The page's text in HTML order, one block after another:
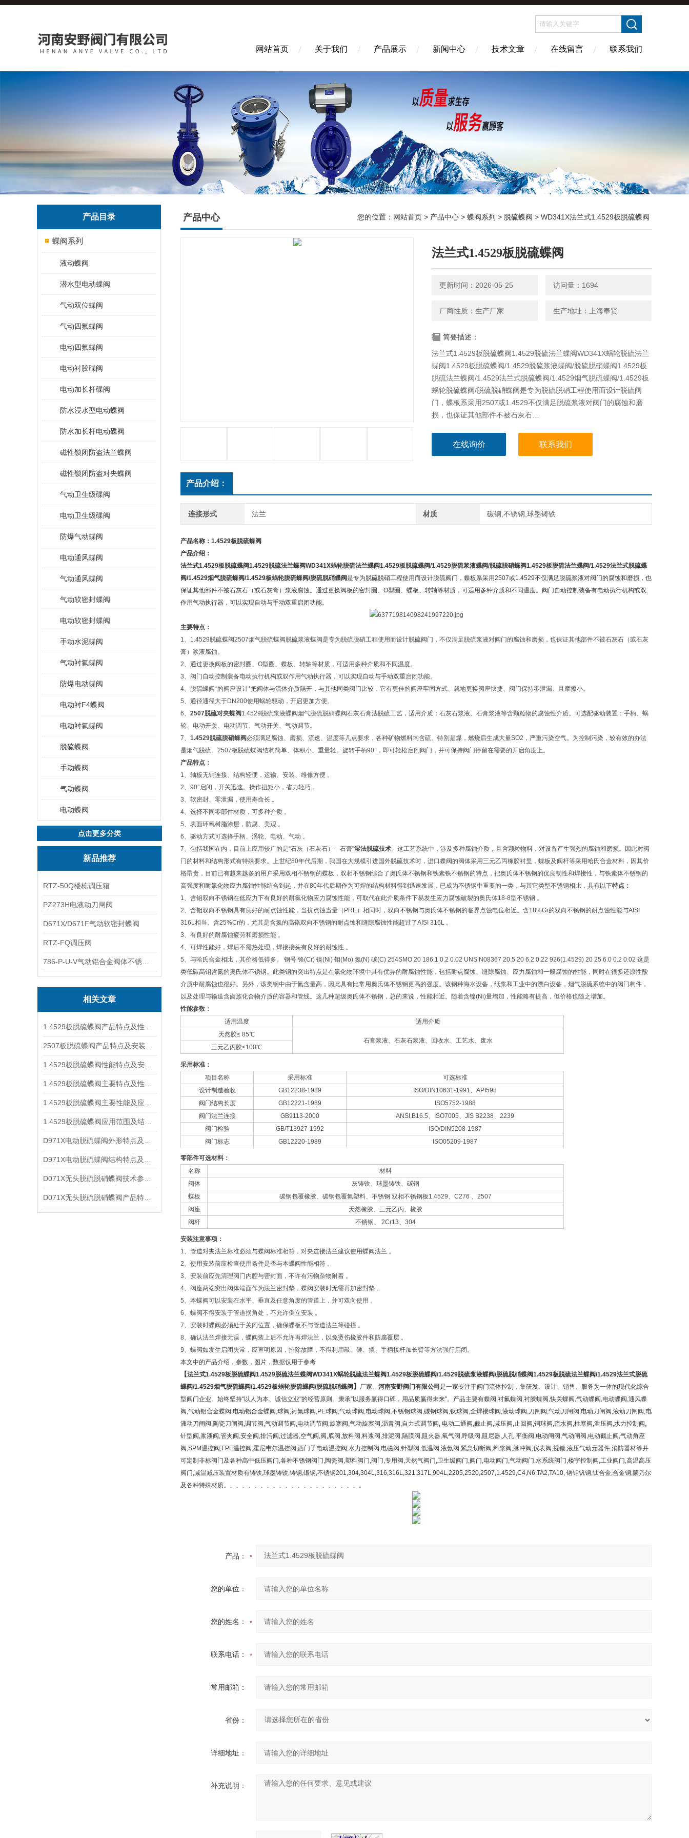
网站首页 关于我们 产品展示 新闻中心 技术文章 在线留言 联系我们
产品目录
蝶阀系列
液动蝶阀
潜水型电动蝶阀
气动双位蝶阀
气动四氟蝶阀
电动四氟蝶阀
电动衬胶碟阀
电动加长杆碟阀
防水浸水型电动蝶阀
防水加长杆电动碟阀
磁性锁闭防盗法兰蝶阀
磁性锁闭防盗对夹蝶阀
气动卫生级碟阀
电动卫生级碟阀
防爆气动蝶阀
电动通风蝶阀
气动通风蝶阀
气动软密封蝶阀
电动软密封蝶阀
手动水泥蝶阀
气动衬氟蝶阀
防爆电动蝶阀
电动衬F4蝶阀
电动衬氟蝶阀
脱硫蝶阀
手动蝶阀
气动蝶阀
电动蝶阀
点击更多分类
新品推荐
RTZ-50Q楼栋调压箱
PZ273H电液动刀闸阀
D671X/D671F气动软密封蝶阀
RTZ-FQ调压阀
相关文章
产品中心 您的位置： 网站首页 > 产品中心 > 蝶阀系列 > 脱硫蝶阀 > WD341X法兰式1.4529板脱硫蝶阀
法兰式1.4529板脱硫蝶阀
更新时间：2026-05-25 访问量：1694
厂商性质：生产厂家 生产地址：上海奉贤
简要描述：
法兰式1.4529板脱硫蝶阀1.4529脱硫法兰蝶阀WD341X蜗轮脱硫法兰
蝶阀1.4529板脱硫蝶阀/1.4529脱硫浆液蝶阀/脱硫脱硝蝶阀1.4529板
脱硫法兰蝶阀/1.4529法兰式脱硫蝶阀/1.4529烟气脱硫蝶阀/1.4529板
蜗轮脱硫蝶阀/脱硫脱硝蝶阀是专为脱硫脱硝工程使用而设计脱硫阀
门，蝶板系采用2507或1.4529不仅满足脱硫浆液对阀门的腐蚀和磨
损，也保证其他部件不被石灰石…
在线询价 联系我们
产品介绍：
连接形式 法兰 材质 碳钢,不锈钢,球墨铸铁
产品名称： 1.4529板脱硫蝶阀
产品介绍：
法兰式1.4529板脱硫蝶阀1.4529脱硫法兰蝶阀WD341X蜗轮脱硫法兰蝶阀1.4529板脱硫蝶阀/1.4529脱硫浆液蝶阀/脱硫脱硝蝶阀1.4529板脱硫法兰蝶阀/1.4529法兰式脱硫蝶
阀/1.4529烟气脱硫蝶阀/1.4529板蜗轮脱硫蝶阀/脱硫脱硝蝶阀是专为脱硫脱硝工程使用而设计脱硫阀门，蝶板系采用2507或1.4529不仅满足脱硫浆液对阀门的腐蚀和磨损，也
保证其他部件不被石灰石（或石灰膏）浆液腐蚀。通过更换阀板的密封圈、O型圈、蝶板、转轴等材质，可适用多种介质和不同温度。阀门自动控制装备有电动执行机构或双
作用气动执行器，可以实现自动与手动双重启闭功能。
主要特点：
1、1.4529脱硫蝶阀2507烟气脱硫蝶阀脱硫浆液蝶阀是专为脱硫脱硝工程使用而设计脱硫阀门，不仅满足脱硫浆液对阀门的腐蚀和磨损，也保证其他部件不被石灰石（或石灰
膏）浆液腐蚀。
2、通过更换阀板的密封圈、O型圈、蝶板、转轴等材质，可适用多种介质和不同温度。
3、阀门自动控制装备电动执行机构或双作用气动执行器，可以实现自动与手动双重启闭功能。
4、脱硫蝶阀*的阀座设计*把阀体与流体介质隔开，与其他同类阀门比较，它有更佳的阀座牢固方式、就地更换阀座快捷、阀门保持零泄漏、且摩擦小。
5、通径通径大于DN200使用蜗轮驱动，开启更加方便。
6、 2507脱硫对夹蝶阀 1.4529脱硫浆液蝶阀烟气脱硫脱硝蝶阀石灰石膏法脱硫工艺，适用介质：石灰石浆液、石膏浆液等含颗粒物的腐蚀性介质。可选配驱动装置：手柄、蜗
轮、电动开关、电动调节、气动开关、气动调节。
7、 1.4529脱硫脱硝蝶阀 必须满足腐蚀、磨损、流速、温度等几点要求，各种矿物燃料均含硫。特别是煤，燃烧后生成大量SO2，严重污染空气。为控制污染，较有效的办法
是烟气脱硫。2507板脱硫蝶阀结构简单、体积小、重量轻。旋转手柄90°，即可轻松启闭阀门，并可保持阀门停留在需要的开启角度上。
产品特点：
1、轴板无销连接、结构轻便，运输、安装、维修方便 。
2、90°启闭，开关迅速。操作扭矩小，省力轻巧 。
3、软密封、零泄漏，使用寿命长 。
4、选择不同零部件材质，可多种介质 。
5、表面环氧树脂涂层，防腐、美观 。
6、驱动方式可选择手柄、涡轮、电动、气动 。
7、包括我国在内，目前上应用较广的是“石灰（石灰石）—石膏"湿法脱硫技术。这工艺系统中，涉及多种腐蚀介质，且含颗粒物料，对设备产生强烈的腐蚀和磨损。因此对阀
门的材料和结构形式有特殊要求。上世纪80年代后期，我国在大规模引进国外脱硫技术时，进口蝶阀的阀体采用三元乙丙橡胶衬里，蝶板及阀杆等采用哈氏合金材料，因其价
格昂贵，目前已有越来越多的用户采用双相不锈钢的蝶板，双相不锈钢综合了奥氏体不锈钢和铁素铁不锈钢的特点，把奥氏体不锈钢的优良韧性和焊接性，与铁素体不锈钢的
高强度和耐氯化物应力腐蚀性能结合到起，并在80年代后期作为可焊的结构材料得到迅速发展，已成为不锈钢中重要的一类，与其它类型不锈钢相比，具有以下特点：
1、含钼双向不锈钢在低应力下有良好的耐氯化物应力腐蚀性能，可取代在此介质条件下易发生应力腐蚀破裂的奥氏体18-8型不锈钢 。
2、含钼双向不锈钢具有良好的耐点蚀性能，当抗点蚀当量（PRE）相同时，双向不锈钢与奥氏体不锈钢的临界点蚀电位相近。含18%Gr的双向不锈钢的耐点蚀性能与AISI
316L相当。含25%Cr的，尤其是含氮的高铬双向不锈钢的耐点蚀和缝隙腐蚀性能超过了AISI 316L 。
3、有良好的耐腐蚀疲劳和磨损性能 。
4、可焊性能好，焊后不需热处理，焊接接头有良好的耐蚀性 。
5、与哈氏合金相比，其价格低得多。 钢号 铬(Cr) 镍(Ni) 钼(Mo) 氮(N) 碳(C) 254SMO 20 186.1 0.2 0.02 UNS N08367 20.5 20 6.2 0.22 926(1.4529) 20 25 6.0 0.2 0.02 这是
类低碳高钼含氮的奥氏体不锈钢。此类钢的突出特点是在氯化物环境中具有优异的耐腐蚀性能，包括耐点腐蚀、缝隙腐蚀、应力腐蚀和一般腐蚀的性能，同时在很多还原性酸
介质中耐腐蚀也很好。另外，该类钢中由于氮含量高，因此具有比常用奧氏体不锈钢更高的强度。该钢种海水设备，纸浆和工业中的漂白设备，烟气脱硫系统中的阀门构件，
以及处理与输送含卤族化合物介质的容器和管线。这几种超级奥氏体不锈钢，总的来说，性能相近。随着含镍(Ni)量增加，性能略有提高，但价格也随之增加。
性能参数：
适用温度
适用介质
天然胶≤ 85℃
石膏浆液、石灰石浆液、回收水、工艺水、废水
三元乙丙胶≤100℃
采用标准：
项目名称
采用标准
可选标准
设计制造验收
GB12238-1989
ISO/DIN10631-1991、API598
阀门结构长度
GB12221-1989
ISO5752-1988
阀门法兰连接
GB9113-2000
ANSI.B16.5、ISO7005、JIS B2238、2239
阀门检验
GB/T13927-1992
ISO/DIN5208-1987
阀门标志
GB12220-1989 ISO05209-1987
零部件可选材料：
名称
材料
阀体
灰铸铁、球墨铸铁、碳钢
蝶板
碳钢包覆橡胶、碳钢包覆氟塑料、不锈钢 双相不锈钢板1.4529、C276 、2507
阀座
天然橡胶、三元乙丙、橡胶
阀杆
不锈钢、 2Cr13、304
安装注意事项：
1、管道对夹法兰标准必须与蝶阀标准相符，对夹连接法兰建议使用蝶阀法兰 。
2、使用安装前应检查使用条件是否与本蝶阀性能相符 。
3、安装前应先清理阀门内腔与密封面，不许有污物杂物附着 。
4、阀座两端突出阀体端面作为法兰密封垫，蝶阀安装时无需再加密封垫 。
5、本蝶阀可以安装在水平、垂直及任意角度的管道上，并可双向使用 。
6、蝶阀不得安装于管道拐角处，不允许倒立安装 。
7、安装时蝶阀必须处于关闭位置，确保蝶板不与管道法兰等碰撞 。
8、确认法兰焊接无误，蝶阀装上后不允许再焊法兰，以免烫伤橡胶件和防腐覆层 。
9、蝶阀如发生启闭失常，应查明原因，排除故障，不得利用敲、砸、撬、手柄接杆加长臂等方法强行启闭。
本文中的产品介绍，参数，图片，数据仅用于参考
【法兰式1.4529板脱硫蝶阀1.4529脱硫法兰蝶阀WD341X蜗轮脱硫法兰蝶阀1.4529板脱硫蝶阀/1.4529脱硫浆液蝶阀/脱硫脱硝蝶阀1.4529板脱硫法兰蝶阀/1.4529法兰式脱硫
蝶阀/1.4529烟气脱硫蝶阀/1.4529板蜗轮脱硫蝶阀/脱硫脱硝蝶阀 】 厂家。 河南安野阀门有限公司 是一家专注于阀门流体控制，集研发、设计、销售、服务为一体的现代化综合
型阀门企业。始终坚持“以人为本、诚信立业"的经营原则。秉承“以服务赢得口碑，用品质赢得未来"。产品主要有蝶阀,衬氟蝶阀,衬胶蝶阀,快关蝶阀,气动蝶阀,电动蝶阀,通风蝶
阀,气动铝合金蝶阀,电动铝合金蝶阀,球阀,衬氟球阀,PE球阀,气动球阀,电动球阀,不锈钢球阀,碳钢球阀,钛球阀,全焊接球阀,液动球阀,刀闸阀,气动刀闸阀,电动刀闸阀,液动刀闸阀,电
液动刀闸阀,陶瓷刀闸阀,调节阀,气动调节阀,电动调节阀,旋塞阀,气动旋塞阀,沥青阀,自力式调节阀, 电动二通阀,截止阀,减压阀,止回阀,铜球阀,疏水阀,柱塞阀,泄压阀,水力控制阀,
针型阀,浆液阀,管夹阀,安全阀,排污阀,过滤器,空气阀,阀,底阀,放料阀,料浆阀,排泥阀,隔膜阀,阻火器,氧气阀,呼吸阀,阻尼器,人孔,平衡阀,电动闸阀,气动闸阀,电动截止阀,气动角座
阀,SPM温控阀,FPE温控阀,霍尼韦尔温控阀,西门子电动温控阀,水力控制阀,电磁阀,针型阀,低温阀,液氨阀,紧急切断阀,料浆阀,脉冲阀,仪表阀,视镜,液压气动元器件,消防器材等并
可定制非标阀门及各种高中低压阀门,各种不锈钢阀门,陶瓷阀,塑料阀门,阀门,专用阀,天然气阀门,卫生级阀门,阀门,电动阀门,气动阀门,水系统阀门,楼宇控制阀,工业阀门,高温高压
阀门,减温减压装置材质有铸铁,球墨铸铁,铸钢,锻钢,不锈钢201,304,304L,316,316L,321,317L,904L,2205,2520,2507,1.4529,C4,N6,TA2,TA10, 铬钼钒钢,钛合金,合金钢,蒙乃尔
及各种特殊材质。、、、、、、、、、、、、、、、、、、、、、。
产品：
您的单位：
您的姓名：
联系电话：
常用邮箱：
省份：
详细地址：
补充说明：